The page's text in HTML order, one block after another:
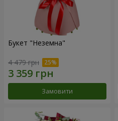
Букет "Неземна"
4 479 грн
Замовити